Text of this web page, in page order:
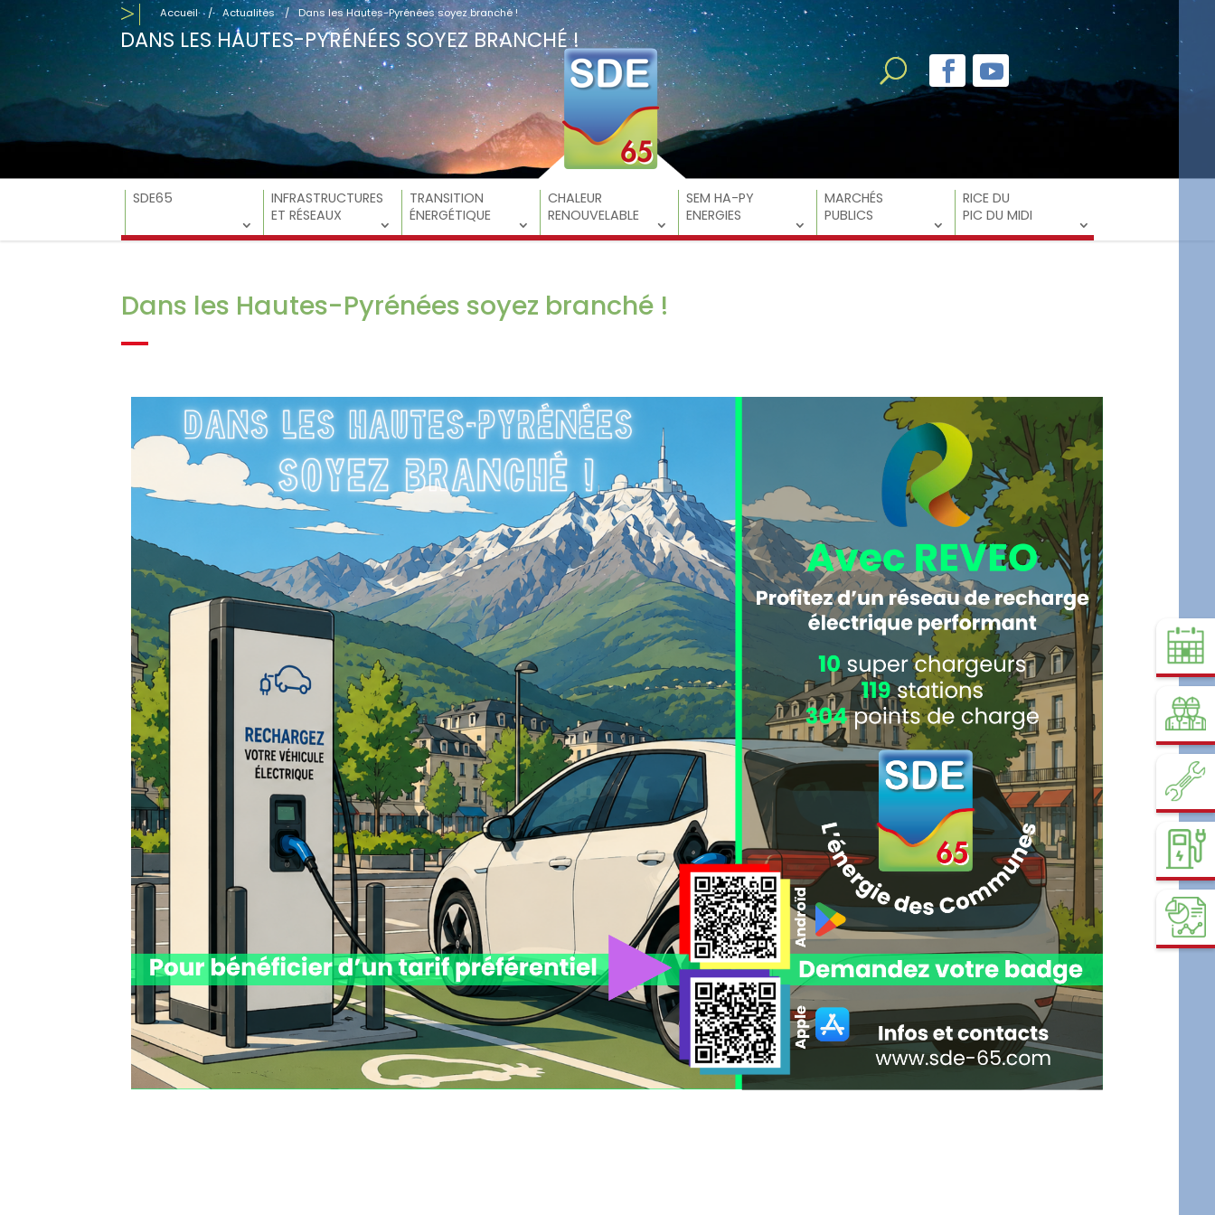
Accueil / Actualités / Dans les Hautes-Pyrénées soyez branché !
DANS LES HAUTES-PYRÉNÉES SOYEZ BRANCHÉ !
SDE65
INFRASTRUCTURES
ET RÉSEAUX
TRANSITION
ÉNERGÉTIQUE
CHALEUR
RENOUVELABLE
SEM HA-PY
ENERGIES
MARCHÉS
PUBLICS
RICE DU
PIC DU MIDI
Dans les Hautes-Pyrénées soyez branché !